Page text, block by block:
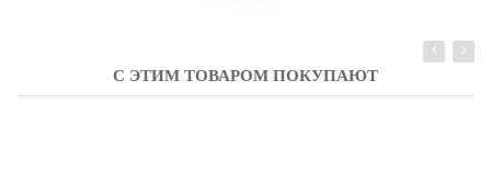
С ЭТИМ ТОВАРОМ ПОКУПАЮТ